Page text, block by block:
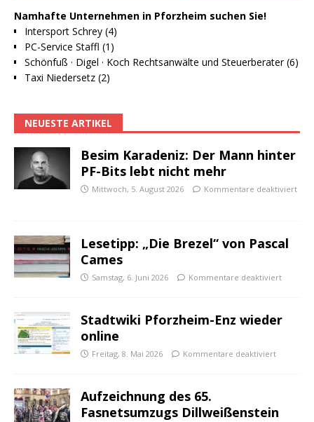
Namhafte Unternehmen in Pforzheim suchen Sie!
Intersport Schrey (4)
PC-Service Staffl (1)
Schönfuß · Digel · Koch Rechtsanwälte und Steuerberater (6)
Taxi Niedersetz (2)
NEUESTE ARTIKEL
Besim Karadeniz: Der Mann hinter
PF-Bits lebt nicht mehr
Mittwoch, 5. August 2026 Kommentare deaktiviert
Lesetipp: „Die Brezel“ von Pascal
Cames
Samstag, 6. Juni 2026 Kommentare deaktiviert
Stadtwiki Pforzheim-Enz wieder
online
Freitag, 8. Mai 2026 Kommentare deaktiviert
Aufzeichnung des 65.
Fasnetsumzugs Dillweißenstein